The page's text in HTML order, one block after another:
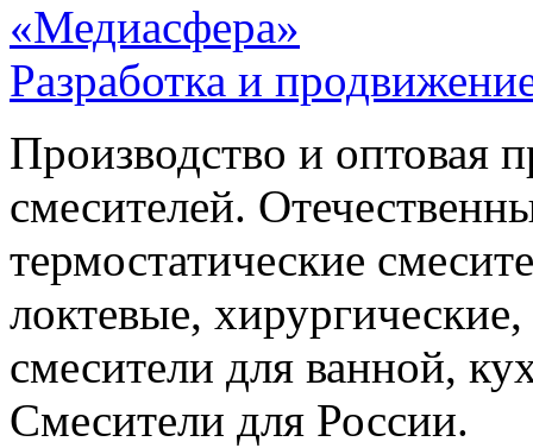
«Медиасфера»
Разработка и
Производство и оптовая
смесителей.
термостатические
локтевые,
смесители для ванной,
Смесители для России.